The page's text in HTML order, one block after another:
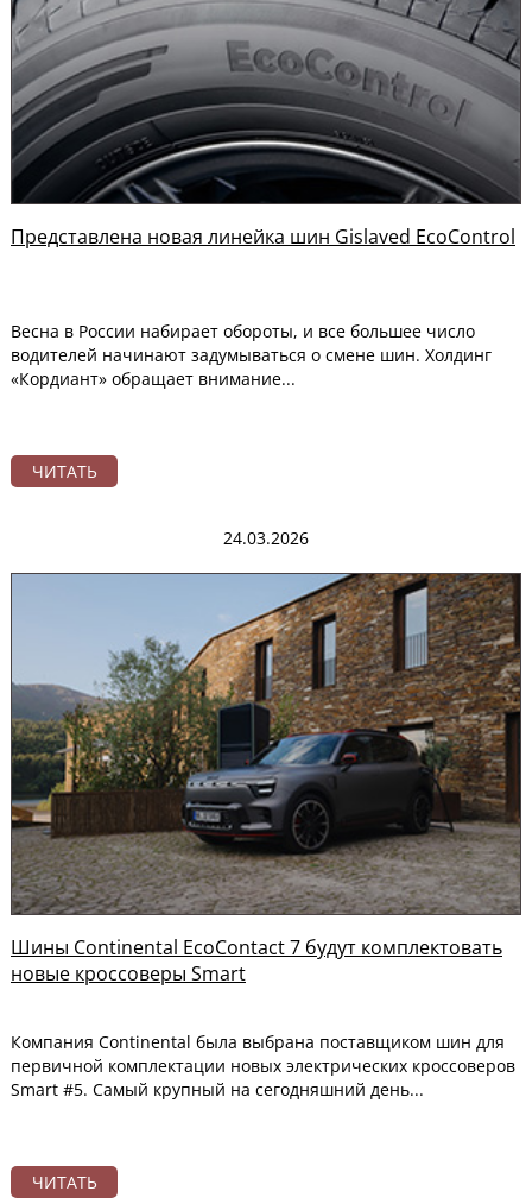
Представлена новая линейка шин Gislaved EcoControl
Весна в России набирает обороты, и все большее число
водителей начинают задумываться о смене шин. Холдинг
«Кордиант» обращает внимание...
ЧИТАТЬ
24.03.2026
Шины Continental EcoContact 7 будут комплектовать
новые кроссоверы Smart
Компания Continental была выбрана поставщиком шин для
первичной комплектации новых электрических кроссоверов
Smart #5. Самый крупный на сегодняшний день...
ЧИТАТЬ